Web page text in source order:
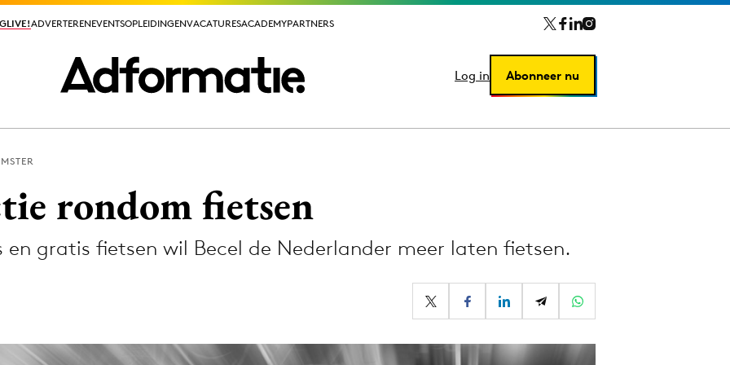
ADVERTERENEVENTSOPLEIDINGENVACATURESACADEMYPARTNERS
Log in Abonneer nu
ADVERTERENEVENTSOPLEIDINGENVACATURESACADEMYPARTNERS
Log in Abonneer nu
PR
rondom fietsen
gratis fietsen wil Becel de Nederlander meer laten fietsen.